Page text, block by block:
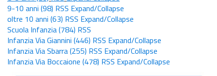
9-10 anni (98) RSS Expand/Collapse
oltre 10 anni (63) RSS Expand/Collapse
Scuola Infanzia(784) RSS
Infanzia Via Giannini (446) RSS Expand/Collapse
Infanzia Via Sbarra(255) RSS Expand/Collapse
Infanzia Via Boccaione (478) RSS Expand/Collapse